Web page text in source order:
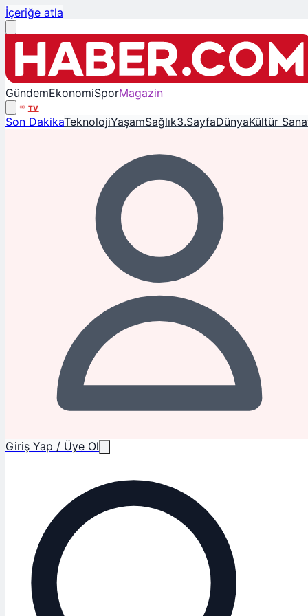
İçeriğe atla
GündemEkonomiSporMagazin
TV
Son DakikaTeknolojiYaşamSağlık3.SayfaDünyaKültür
Giriş Yap / Üye Ol